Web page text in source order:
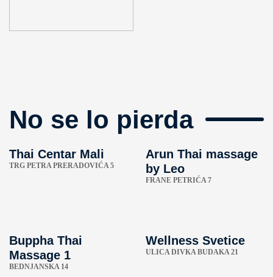
No se lo pierda
Thai Centar Mali
TRG PETRA PRERADOVIĆA 5
Arun Thai massage
by Leo
FRANE PETRIĆA 7
Buppha Thai
Massage 1
BEDNJANSKA 14
Wellness Svetice
ULICA DIVKA BUDAKA 21